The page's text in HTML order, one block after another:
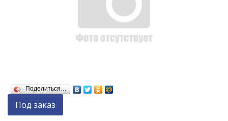
Поделиться…
Под заказ